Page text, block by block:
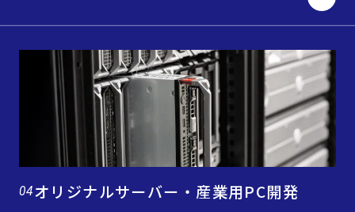
04オリジナルサーバー・産業用PC開発